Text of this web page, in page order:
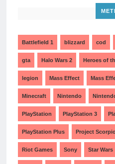
Battlefield 1 blizzard cod
gta Halo Wars 2 Heroes of
legion Mass Effect Mass
Minecraft Nintendo
PlayStation PlayStation 3
PlayStation Plus Project
Riot Games Sony Star Wars